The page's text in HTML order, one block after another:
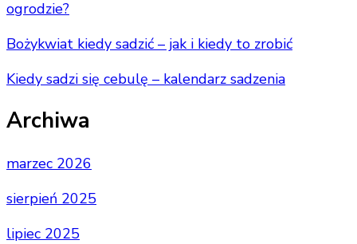
ogrodzie?
Bożykwiat kiedy sadzić – jak i kiedy to zrobić
Kiedy sadzi się cebulę – kalendarz sadzenia
Archiwa
marzec 2026
sierpień 2025
lipiec 2025